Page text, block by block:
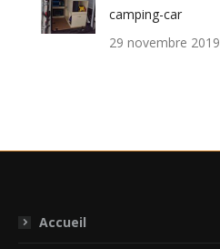
camping-car
29 novembre 2019
Accueil